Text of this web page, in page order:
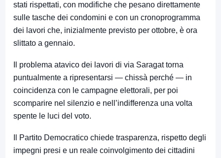
stati rispettati, con modifiche che pesano direttamente
sulle tasche dei condomini e con un cronoprogramma
dei lavori che, inizialmente previsto per ottobre, è ora
slittato a gennaio.
Il problema atavico dei lavori di via Saragat torna
puntualmente a ripresentarsi — chissà perché — in
coincidenza con le campagne elettorali, per poi
scomparire nel silenzio e nell’indifferenza una volta
spente le luci del voto.
Il Partito Democratico chiede trasparenza, rispetto degli
impegni presi e un reale coinvolgimento dei cittadini